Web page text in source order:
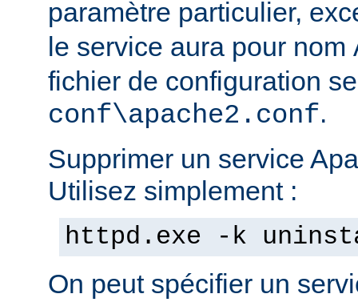
paramètre particulier,
le service aura pour nom
fichier de configuration
conf\apache2.conf.
Supprimer un service
Utilisez simplement :
httpd.exe -k
On peut spécifier un